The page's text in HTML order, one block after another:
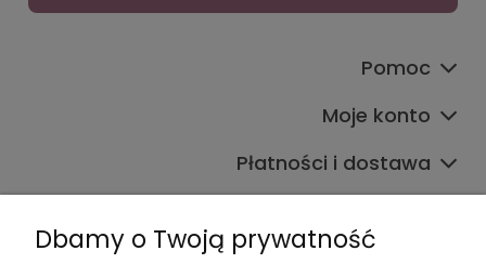
Pomoc
Moje konto
Płatności i dostawa
Dbamy o Twoją prywatność